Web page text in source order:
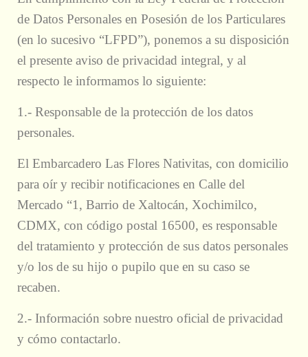
de Datos Personales en Posesión de los Particulares
(en lo sucesivo “LFPD”), ponemos a su disposición
el presente aviso de privacidad integral, y al
respecto le informamos lo siguiente:
1.- Responsable de la protección de los datos
personales.
El Embarcadero Las Flores Nativitas, con domicilio
para oír y recibir notificaciones en Calle del
Mercado “1, Barrio de Xaltocán, Xochimilco,
CDMX, con código postal 16500, es responsable
del tratamiento y protección de sus datos personales
y/o los de su hijo o pupilo que en su caso se
recaben.
2.- Información sobre nuestro oficial de privacidad
y cómo contactarlo.